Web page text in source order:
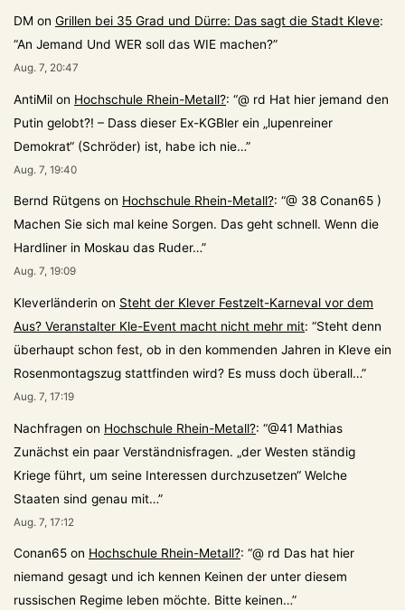
DM on Grillen bei 35 Grad und Dürre: Das sagt die Stadt Kleve:
“An Jemand Und WER soll das WIE machen?”
Aug. 7, 20:47
AntiMil on Hochschule Rhein-Metall?: “@ rd Hat hier jemand den
Putin gelobt?! – Dass dieser Ex-KGBler ein „lupenreiner
Demokrat“ (Schröder) ist, habe ich nie…”
Aug. 7, 19:40
Bernd Rütgens on Hochschule Rhein-Metall?: “@ 38 Conan65 )
Machen Sie sich mal keine Sorgen. Das geht schnell. Wenn die
Hardliner in Moskau das Ruder…”
Aug. 7, 19:09
Kleverländerin on Steht der Klever Festzelt-Karneval vor dem
Aus? Veranstalter Kle-Event macht nicht mehr mit: “Steht denn
überhaupt schon fest, ob in den kommenden Jahren in Kleve ein
Rosenmontagszug stattfinden wird? Es muss doch überall…”
Aug. 7, 17:19
Nachfragen on Hochschule Rhein-Metall?: “@41 Mathias
Zunächst ein paar Verständnisfragen. „der Westen ständig
Kriege führt, um seine Interessen durchzusetzen“ Welche
Staaten sind genau mit…”
Aug. 7, 17:12
Conan65 on Hochschule Rhein-Metall?: “@ rd Das hat hier
niemand gesagt und ich kennen Keinen der unter diesem
russischen Regime leben möchte. Bitte keinen…”